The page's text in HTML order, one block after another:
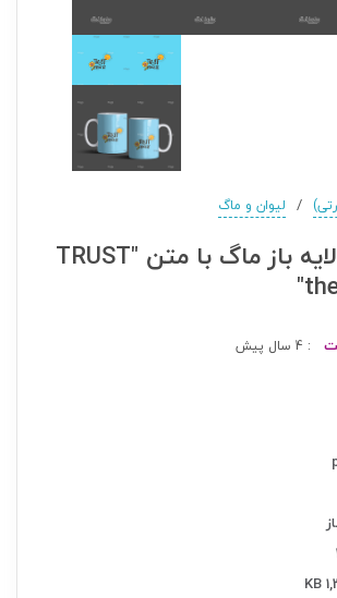
/ لیوان و ماگ
دانلود طرح لایه باز ماگ با متن "TRUST
: 4 سال پیش